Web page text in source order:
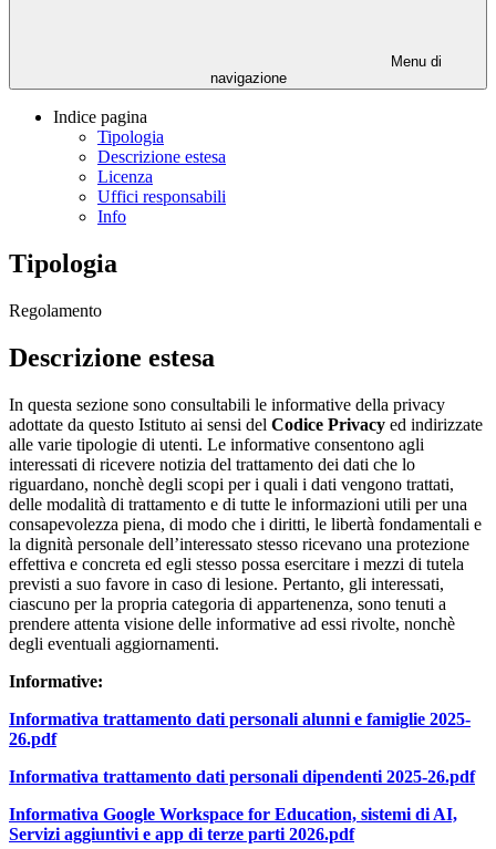
Menu di
navigazione
Indice pagina
Tipologia
Descrizione estesa
Licenza
Uffici responsabili
Info
Tipologia
Regolamento
Descrizione estesa
In questa sezione sono consultabili le informative della privacy
adottate da questo Istituto ai sensi del Codice Privacy ed indirizzate
alle varie tipologie di utenti. Le informative consentono agli
interessati di ricevere notizia del trattamento dei dati che lo
riguardano, nonchè degli scopi per i quali i dati vengono trattati,
delle modalità di trattamento e di tutte le informazioni utili per una
consapevolezza piena, di modo che i diritti, le libertà fondamentali e
la dignità personale dell’interessato stesso ricevano una protezione
effettiva e concreta ed egli stesso possa esercitare i mezzi di tutela
previsti a suo favore in caso di lesione. Pertanto, gli interessati,
ciascuno per la propria categoria di appartenenza, sono tenuti a
prendere attenta visione delle informative ad essi rivolte, nonchè
degli eventuali aggiornamenti.
Informative:
Informativa trattamento dati personali alunni e famiglie 2025-
26.pdf
Informativa trattamento dati personali dipendenti 2025-26.pdf
Informativa Google Workspace for Education, sistemi di AI,
Servizi aggiuntivi e app di terze parti 2026.pdf